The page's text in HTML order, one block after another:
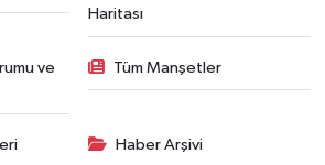
Haritası
ve
Tüm Manşetler
Haber Arşivi